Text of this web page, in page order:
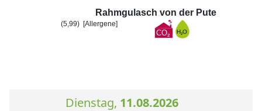
Rahmgulasch von der Pute
(5,99) [Allergene]
Dienstag, 11.08.2026